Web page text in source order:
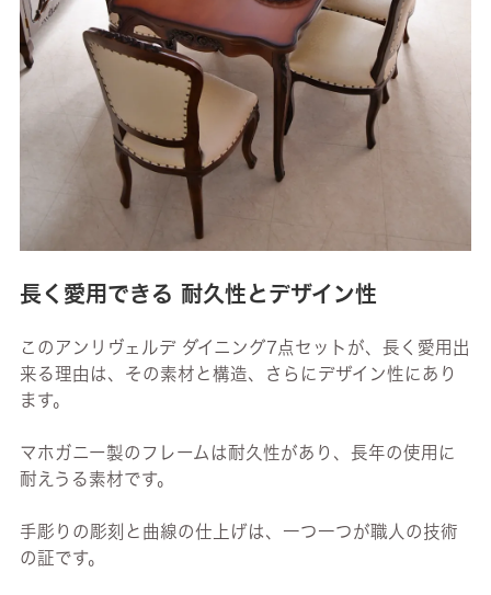
長く愛用できる 耐久性とデザイン性
このアンリヴェルデ ダイニング7点セットが、長く愛用出
来る理由は、その素材と構造、さらにデザイン性にあり
ます。
マホガニー製のフレームは耐久性があり、長年の使用に
耐えうる素材です。
手彫りの彫刻と曲線の仕上げは、一つ一つが職人の技術
の証です。